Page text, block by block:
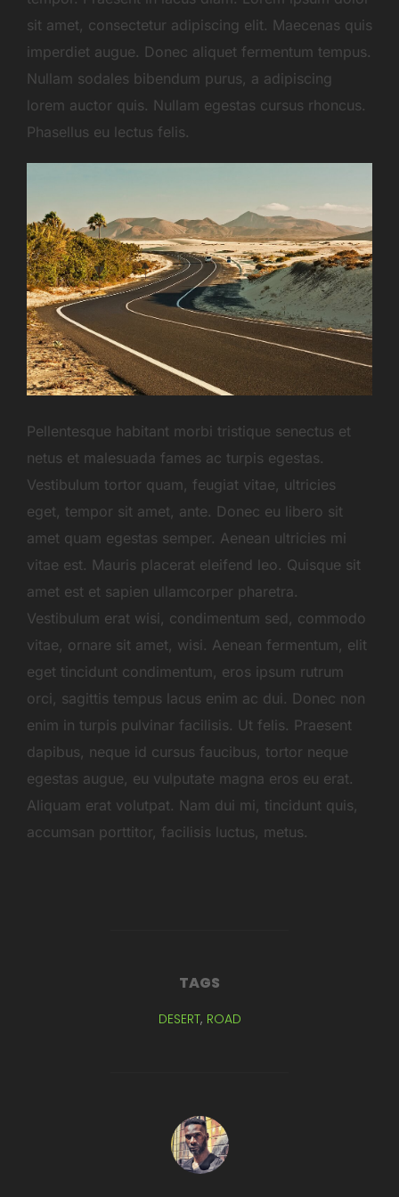
sit amet, consectetur adipiscing elit. Maecenas quis
imperdiet augue. Donec aliquet fermentum tempus.
Nullam sodales bibendum purus, a adipiscing
lorem auctor quis. Nullam egestas cursus rhoncus.
Phasellus eu lectus felis.
Pellentesque habitant morbi tristique senectus et
netus et malesuada fames ac turpis egestas.
Vestibulum tortor quam, feugiat vitae, ultricies
eget, tempor sit amet, ante. Donec eu libero sit
amet quam egestas semper. Aenean ultricies mi
vitae est. Mauris placerat eleifend leo. Quisque sit
amet est et sapien ullamcorper pharetra.
Vestibulum erat wisi, condimentum sed, commodo
vitae, ornare sit amet, wisi. Aenean fermentum, elit
eget tincidunt condimentum, eros ipsum rutrum
orci, sagittis tempus lacus enim ac dui. Donec non
enim in turpis pulvinar facilisis. Ut felis. Praesent
dapibus, neque id cursus faucibus, tortor neque
egestas augue, eu vulputate magna eros eu erat.
Aliquam erat volutpat. Nam dui mi, tincidunt quis,
accumsan porttitor, facilisis luctus, metus.
TAGS
DESERT, ROAD
POST AUTHOR